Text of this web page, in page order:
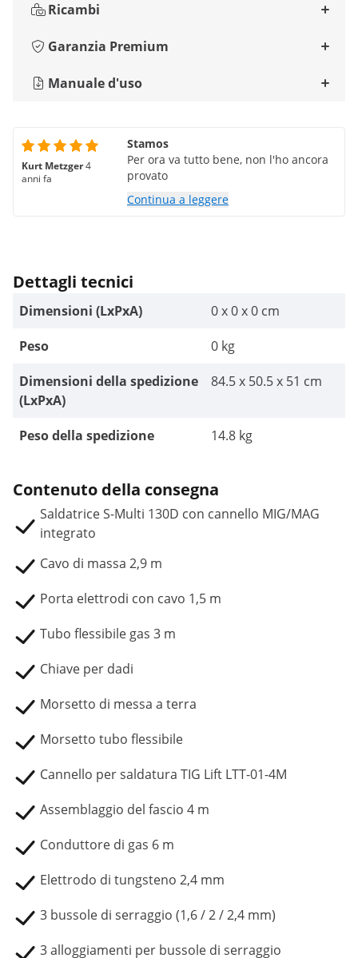
Ricambi
Garanzia Premium
Manuale d'uso
Kurt Metzger4
anni fa
Stamos
Per ora va tutto bene, non l'ho ancora
provato
Continua a leggere
Dettagli tecnici
Dimensioni (LxPxA)
0 x 0 x 0 cm
Peso
0 kg
Dimensioni della spedizione
(LxPxA)
84.5 x 50.5 x 51 cm
Peso della spedizione 14.8 kg
Contenuto della consegna
Saldatrice S-Multi 130D con cannello MIG/MAG
integrato
Cavo di massa 2,9 m
Porta elettrodi con cavo 1,5 m
Tubo flessibile gas 3 m
Chiave per dadi
Morsetto di messa a terra
Morsetto tubo flessibile
Cannello per saldatura TIG Lift LTT-01-4M
Assemblaggio del fascio 4 m
Conduttore di gas 6 m
Elettrodo di tungsteno 2,4 mm
3 bussole di serraggio (1,6 / 2 / 2,4 mm)
3 alloggiamenti per bussole di serraggio